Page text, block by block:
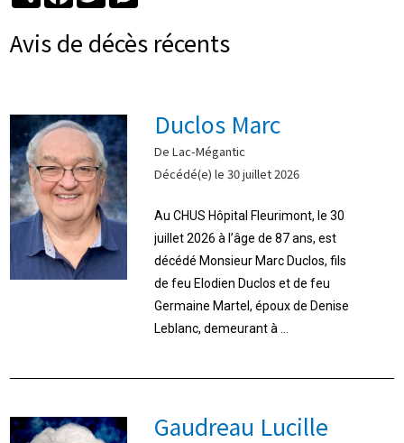
Avis de décès récents
Duclos Marc
De Lac-Mégantic
Décédé(e) le 30 juillet 2026
Au CHUS Hôpital Fleurimont, le 30
juillet 2026 à l’âge de 87 ans, est
décédé Monsieur Marc Duclos, fils
de feu Elodien Duclos et de feu
Germaine Martel, époux de Denise
Leblanc, demeurant à ...
Gaudreau Lucille